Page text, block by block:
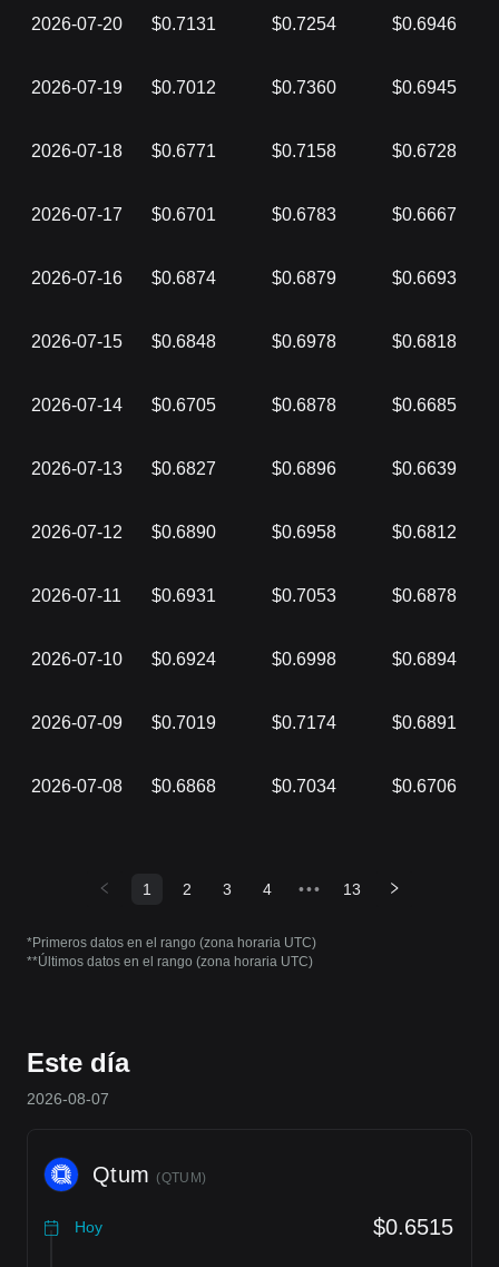
2026-07-20 $0.7131 $0.7254 $0.6946
2026-07-19 $0.7012 $0.7360 $0.6945
2026-07-18 $0.6771 $0.7158 $0.6728
2026-07-17 $0.6701 $0.6783 $0.6667
2026-07-16 $0.6874 $0.6879 $0.6693
2026-07-15 $0.6848 $0.6978 $0.6818
2026-07-14 $0.6705 $0.6878 $0.6685
2026-07-13 $0.6827 $0.6896 $0.6639
2026-07-12 $0.6890 $0.6958 $0.6812
2026-07-11 $0.6931 $0.7053 $0.6878
2026-07-10 $0.6924 $0.6998 $0.6894
2026-07-09 $0.7019 $0.7174 $0.6891
2026-07-08 $0.6868 $0.7034 $0.6706
1 2 3 4 ••• 13
*Primeros datos en el rango (zona horaria UTC)
**Últimos datos en el rango (zona horaria UTC)
Este día
2026-08-07
Qtum (QTUM)
Hoy $0.6515